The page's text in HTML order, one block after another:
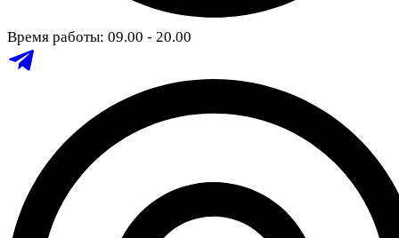
Время работы: 09.00 - 20.00